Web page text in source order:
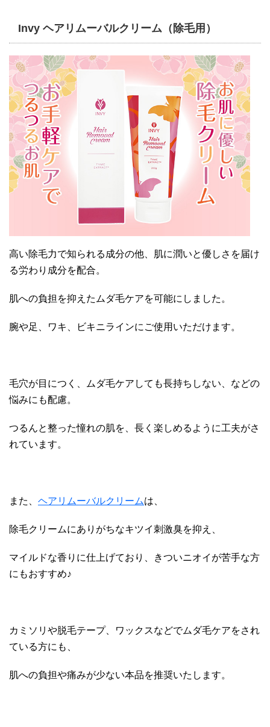
Invy ヘアリムーバルクリーム（除毛用）
高い除毛力で知られる成分の他、肌に潤いと優しさを届け
る労わり成分を配合。
肌への負担を抑えたムダ毛ケアを可能にしました。
腕や足、ワキ、ビキニラインにご使用いただけます。
毛穴が目につく、ムダ毛ケアしても長持ちしない、などの
悩みにも配慮。
つるんと整った憧れの肌を、長く楽しめるように工夫がさ
れています。
また、 ヘアリムーバルクリームは、
除毛クリームにありがちなキツイ刺激臭を抑え、
マイルドな香りに仕上げており、きついニオイが苦手な方
にもおすすめ♪
カミソリや脱毛テープ、ワックスなどでムダ毛ケアをされ
ている方にも、
肌への負担や痛みが少ない本品を推奨いたします。